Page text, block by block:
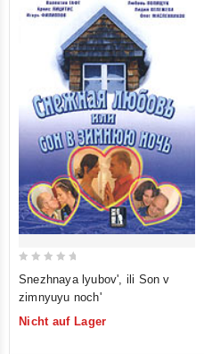
5
Snezhnaya lyubov', ili Son v
zimnyuyu noch'
Nicht auf Lager